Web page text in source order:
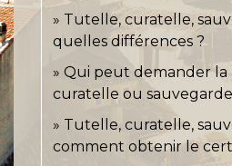
Tutelle, curatelle,
quelles différences ?
Qui peut demander la
curatelle ou
Tutelle, curatelle,
comment obtenir le